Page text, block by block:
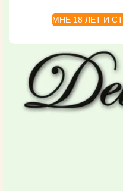
МНЕ 18 ЛЕТ И